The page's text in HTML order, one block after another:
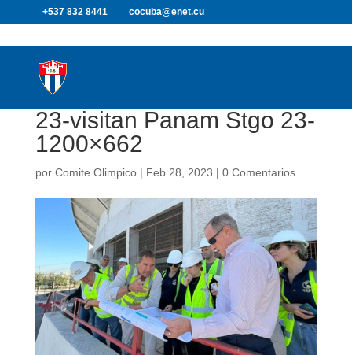
+537 832 8441 cocuba@enet.cu
23-visitan Panam Stgo
23-1200×662
porComite Olimpico |Feb 28, 2023 | 0 Comentarios